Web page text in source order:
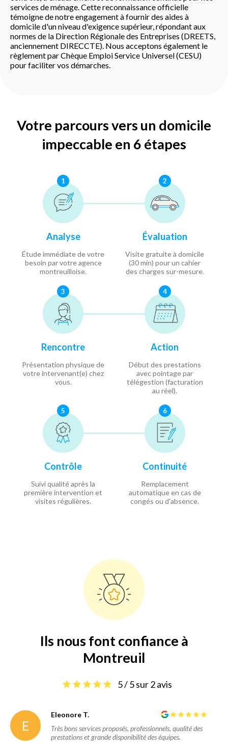
services de ménage. Cette reconnaissance officielle
témoigne de notre engagement à fournir des aides à
domicile d'un niveau d'exigence supérieur, répondant aux
normes de la Direction Régionale des Entreprises (DREETS,
anciennement DIRECCTE). Nous acceptons également le
règlement par Chèque Emploi Service Universel (CESU)
pour faciliter vos démarches.
Votre parcours vers un domicile
impeccable en 6 étapes
1
Analyse
Étude immédiate de votre
besoin par votre agence
montreuilloise.
2
Évaluation
Visite gratuite à domicile
(30 min) pour un cahier
des charges sur-mesure.
3
Rencontre
Présentation physique de
votre intervenant(e) chez
vous.
4
Action
Début des prestations
avec pointage par
télégestion (facturation
au réel).
5
Contrôle
Suivi qualité après la
première intervention et
visites régulières.
6
Continuité
Remplacement
automatique en cas de
congés ou d'absence.
Ils nous font confiance à
Montreuil
5 / 5 sur 2 avis
E
Eleonore T.
Très bons services proposés, professionnels, qualité des
prestations et grande disponibilité des équipes.